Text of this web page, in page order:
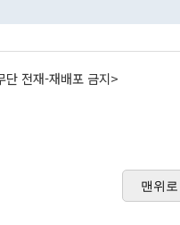
전재-재배포 금지>
맨위로